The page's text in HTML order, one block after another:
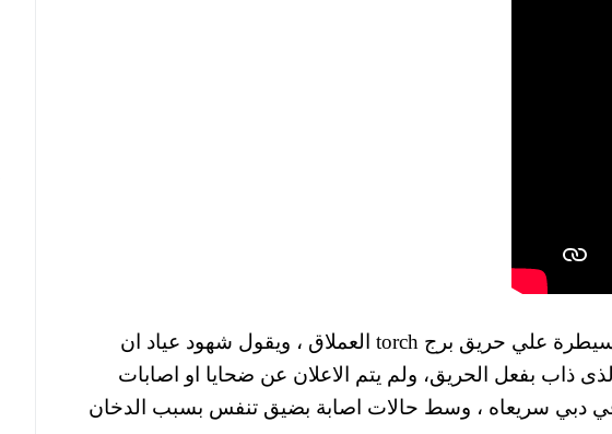
وحتي الأن يحاول رجال الاطفاء في مدينة دبي للسيطرة علي حريق برج torch العملاق ، ويقول شهود عياد ان
ذاب بفعل الحريق، ولم يتم الاعلان عن ضحايا او اصابات
في دبي سريعاه ، وسط حالات اصابة بضيق تنفس بسبب الدخان